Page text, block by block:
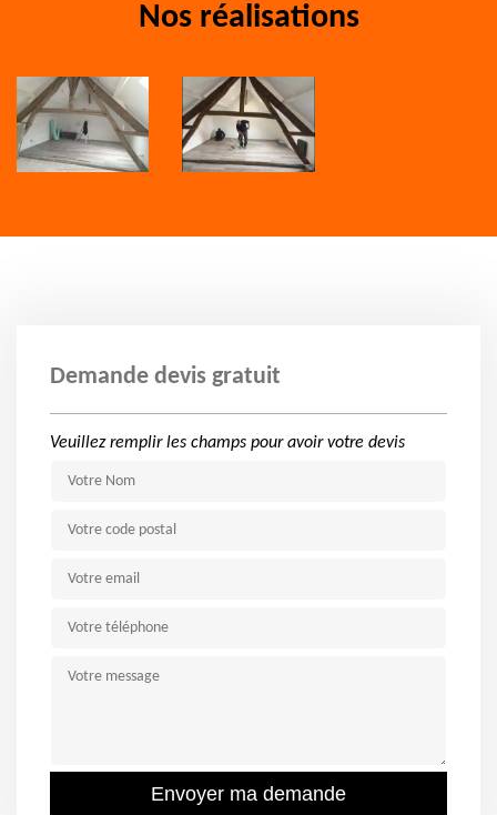
Nos réalisations
Demande devis gratuit
Veuillez remplir les champs pour avoir votre devis